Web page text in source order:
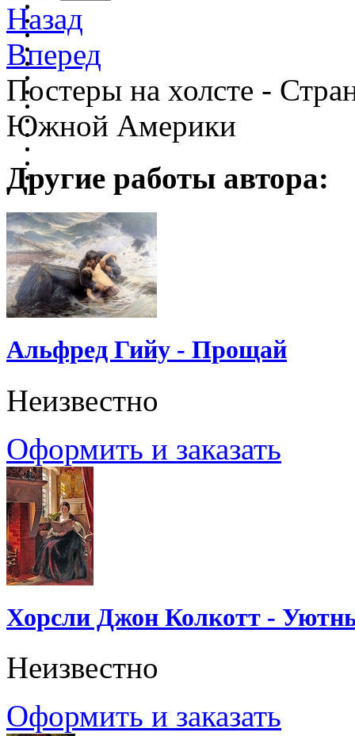
Назад
Вперед
Постеры на холсте -
Южной Америки
Другие работы автора:
Альфред Гийу - Прощай
Неизвестно
Оформить и заказать
Хорсли Джон Колкотт -
Неизвестно
Оформить и заказать